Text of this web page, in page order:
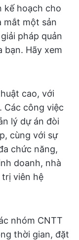
kế hoạch cho
mắt một sản
pháp quản
bạn. Hãy xem
cao, với
Các công việc
lý dự án đòi
cùng với sự
chức năng,
doanh, nhà
viên hệ
nhóm CNTT
thời gian, đặt